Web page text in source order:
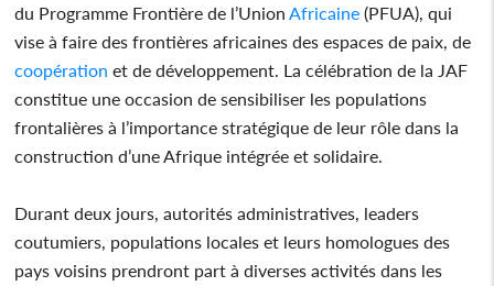
du Programme Frontière de l’Union Africaine (PFUA), qui
vise à faire des frontières africaines des espaces de paix, de
coopération et de développement. La célébration de la JAF
constitue une occasion de sensibiliser les populations
frontalières à l’importance stratégique de leur rôle dans la
construction d’une Afrique intégrée et solidaire.
Durant deux jours, autorités administratives, leaders
coutumiers, populations locales et leurs homologues des
pays voisins prendront part à diverses activités dans les